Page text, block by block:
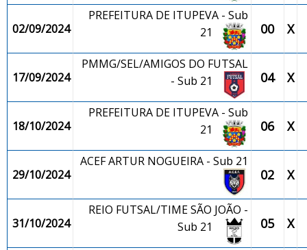
02/09/2024
PREFEITURA DE ITUPEVA - Sub
21
00 X
17/09/2024
PMMG/SEL/AMIGOS DO FUTSAL
- Sub 21
04 X
18/10/2024
PREFEITURA DE ITUPEVA - Sub
21
06 X
29/10/2024
ACEF ARTUR NOGUEIRA - Sub 21
02 X
31/10/2024
REIO FUTSAL/TIME SÃO JOÃO -
Sub 21
05 X